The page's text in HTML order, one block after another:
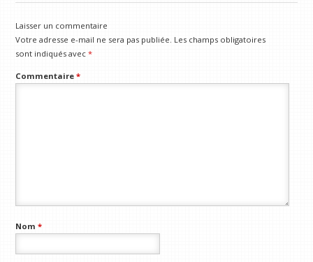
Laisser un commentaire
Votre adresse e-mail ne sera pas publiée. Les champs obligatoires
sont indiqués avec*
Commentaire*
Nom*